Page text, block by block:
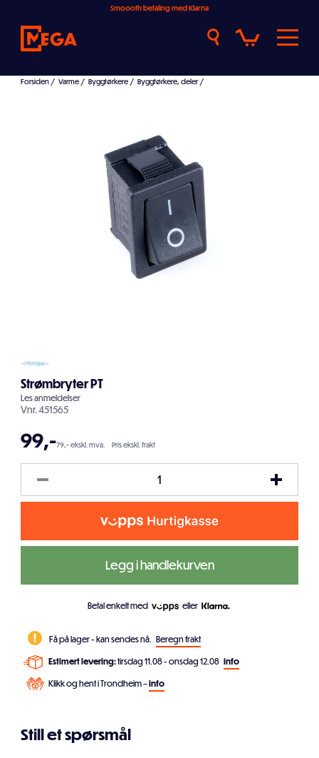
Smoooth betaling med Klarna
Forsiden / Varme / Byggtørkere / Byggtørkere, deler /
Strømbryter PT
Lesanmeldelser
Vnr.451565
99,-79,- ekskl. mva. Pris ekskl. frakt
Legg i handlekurven
Betal enkelt med eller
Få på lager - kan sendes nå. Beregn frakt
Estimert levering:tirsdag 11.08 - onsdag 12.08 info
Klikk og hent i Trondheim –info
Still et spørsmål